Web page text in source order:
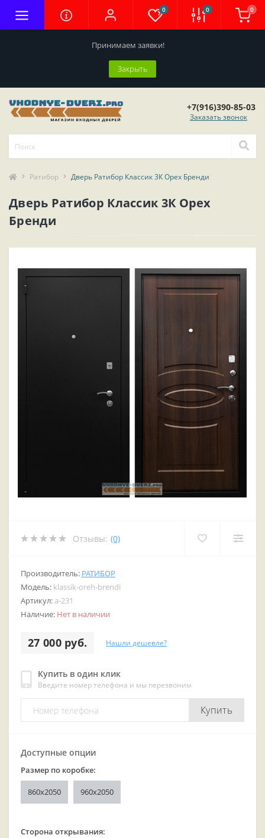
Принимаем заявки!
Закрыть
0 0 0
+7(916)390-85-03
Заказать звонок
Ратибор Дверь Ратибор Классик 3К Орех Бренди
Дверь Ратибор Классик 3К Орех
Бренди
Отзывы: (0)
Производитель: РАТИБОР
Модель: klassik-oreh-brendi
Артикул: a-231
Наличие: Нет в наличии
27 000 руб. Нашли дешевле?
Купить в один клик
Введите номер телефона и мы перезвоним
Купить
Доступные опции
Размер по коробке:
860x2050 960x2050
Сторона открывания: